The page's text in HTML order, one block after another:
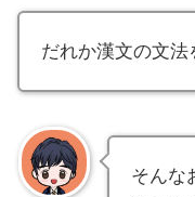
だれか漢文の文法
そんな